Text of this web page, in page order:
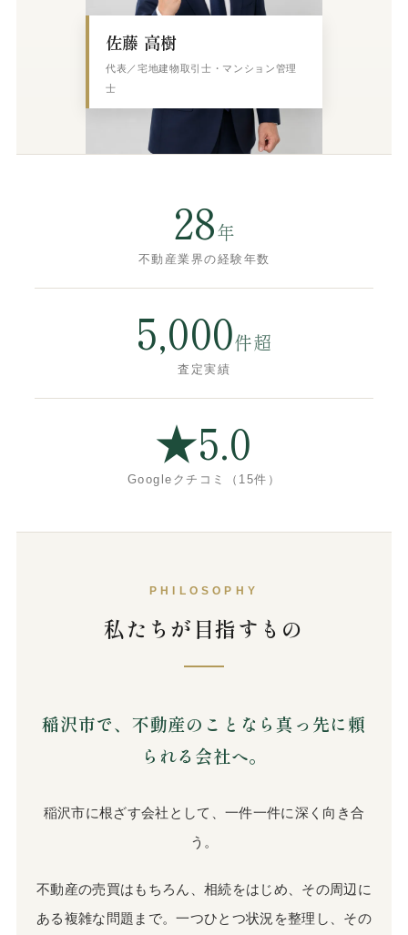
佐藤 高樹
代表／宅地建物取引士・マンション管理
士
28年
不動産業界の経験年数
5,000件超
査定実績
★5.0
Googleクチコミ（15件）
PHILOSOPHY
私たちが目指すもの
稲沢市で、不動産のことなら真っ先に頼
られる会社へ。
稲沢市に根ざす会社として、一件一件に深く向き合
う。
不動産の売買はもちろん、相続をはじめ、その周辺に
ある複雑な問題まで。一つひとつ状況を整理し、その